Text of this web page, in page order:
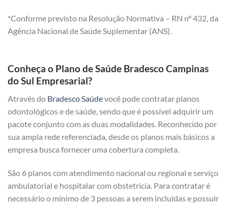
*Conforme previsto na Resolução Normativa – RN nº 432, da
Agência Nacional de Saúde Suplementar (ANS).
Conheça o Plano de Saúde Bradesco Campinas
do Sul Empresarial?
Através do Bradesco Saúdevocê pode contratar planos
odontológicos e de saúde, sendo que é possível adquirir um
pacote conjunto com as duas modalidades. Reconhecido por
sua ampla rede referenciada, desde os planos mais básicos a
empresa busca fornecer uma cobertura completa.
São 6 planos com atendimento nacional ou regional e serviço
ambulatorial e hospitalar com obstetrícia. Para contratar é
necessário o mínimo de 3 pessoas a serem incluídas e possuir